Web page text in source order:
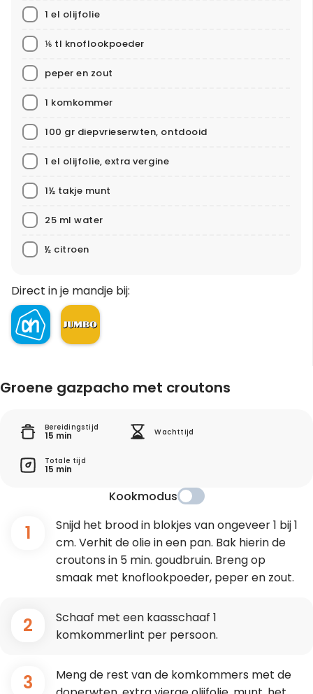
1 el olijfolie
⅙ tl knoflookpoeder
peper en zout
1 komkommer
100 gr diepvrieserwten, ontdooid
1 el olijfolie, extra vergine
1½ takje munt
25 ml water
½ citroen
Direct in je mandje bij:
Groene gazpacho met croutons
Bereidingstijd
15 min Wachttijd
Totale tijd
15 min
Kookmodus
1
Snijd het brood in blokjes van ongeveer 1 bij 1
cm. Verhit de olie in een pan. Bak hierin de
croutons in 5 min. goudbruin. Breng op
smaak met knoflookpoeder, peper en zout.
2
Schaaf met een kaasschaaf 1
komkommerlint per persoon.
3
Meng de rest van de komkommers met de